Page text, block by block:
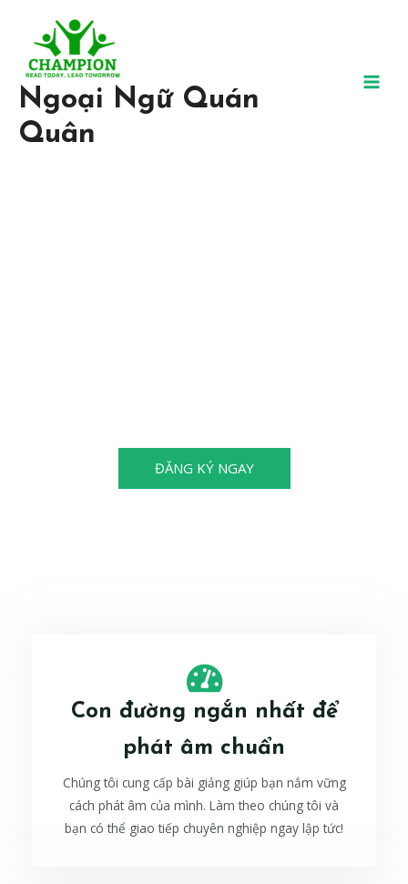
Ngoại Ngữ Quán
Quân
ĐĂNG KÝ NGAY
Con đường ngắn nhất để
phát âm chuẩn
Chúng tôi cung cấp bài giảng giúp bạn nắm vững
cách phát âm của mình. Làm theo chúng tôi và
bạn có thể giao tiếp chuyên nghiệp ngay lập tức!